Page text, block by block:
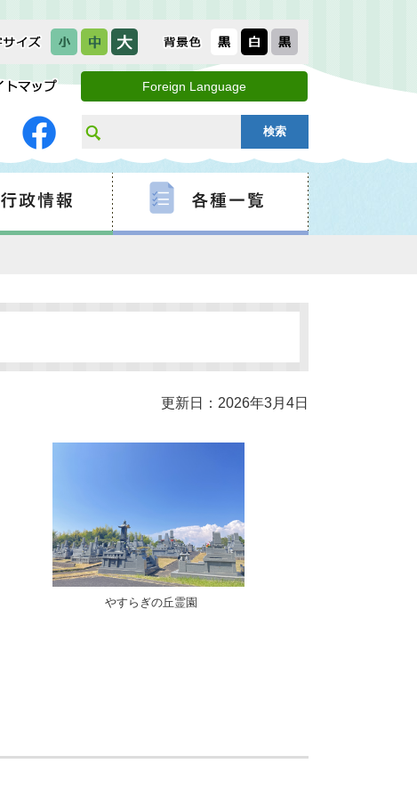
Foreign Language
更新日：2026年3月4日
やすらぎの丘霊園